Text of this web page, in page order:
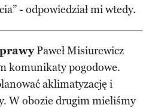
- odpowiedział mi wtedy.
Paweł Misiurewicz
komunikaty pogodowe.
aklimatyzację i
W obozie drugim mieliśmy